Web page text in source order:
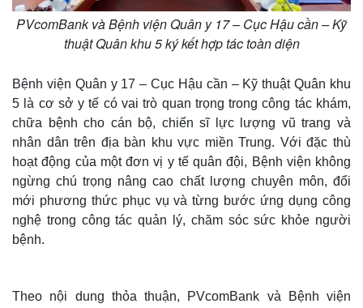
PVcomBank và Bệnh viện Quân y 17 – Cục Hậu cần – Kỹ
thuật Quân khu 5 ký kết hợp tác toàn diện
Bệnh viện Quân y 17 – Cục Hậu cần – Kỹ thuật Quân khu
5 là cơ sở y tế có vai trò quan trọng trong công tác khám,
chữa bệnh cho cán bộ, chiến sĩ lực lượng vũ trang và
nhân dân trên địa bàn khu vực miền Trung. Với đặc thù
hoạt động của một đơn vị y tế quân đội, Bệnh viện không
ngừng chú trọng nâng cao chất lượng chuyên môn, đổi
mới phương thức phục vụ và từng bước ứng dụng công
nghệ trong công tác quản lý, chăm sóc sức khỏe người
bệnh.
Theo nội dung thỏa thuận, PVcomBank và Bệnh viện